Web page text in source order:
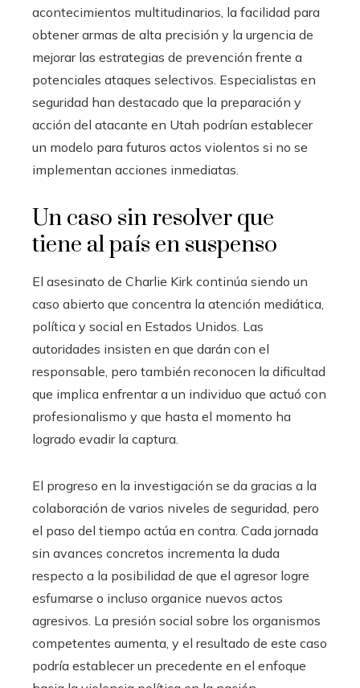
acontecimientos multitudinarios, la facilidad para
obtener armas de alta precisión y la urgencia de
mejorar las estrategias de prevención frente a
potenciales ataques selectivos. Especialistas en
seguridad han destacado que la preparación y
acción del atacante en Utah podrían establecer
un modelo para futuros actos violentos si no se
implementan acciones inmediatas.
Un caso sin resolver que
tiene al país en suspenso
El asesinato de Charlie Kirk continúa siendo un
caso abierto que concentra la atención mediática,
política y social en Estados Unidos. Las
autoridades insisten en que darán con el
responsable, pero también reconocen la dificultad
que implica enfrentar a un individuo que actuó con
profesionalismo y que hasta el momento ha
logrado evadir la captura.
El progreso en la investigación se da gracias a la
colaboración de varios niveles de seguridad, pero
el paso del tiempo actúa en contra. Cada jornada
sin avances concretos incrementa la duda
respecto a la posibilidad de que el agresor logre
esfumarse o incluso organice nuevos actos
agresivos. La presión social sobre los organismos
competentes aumenta, y el resultado de este caso
podría establecer un precedente en el enfoque